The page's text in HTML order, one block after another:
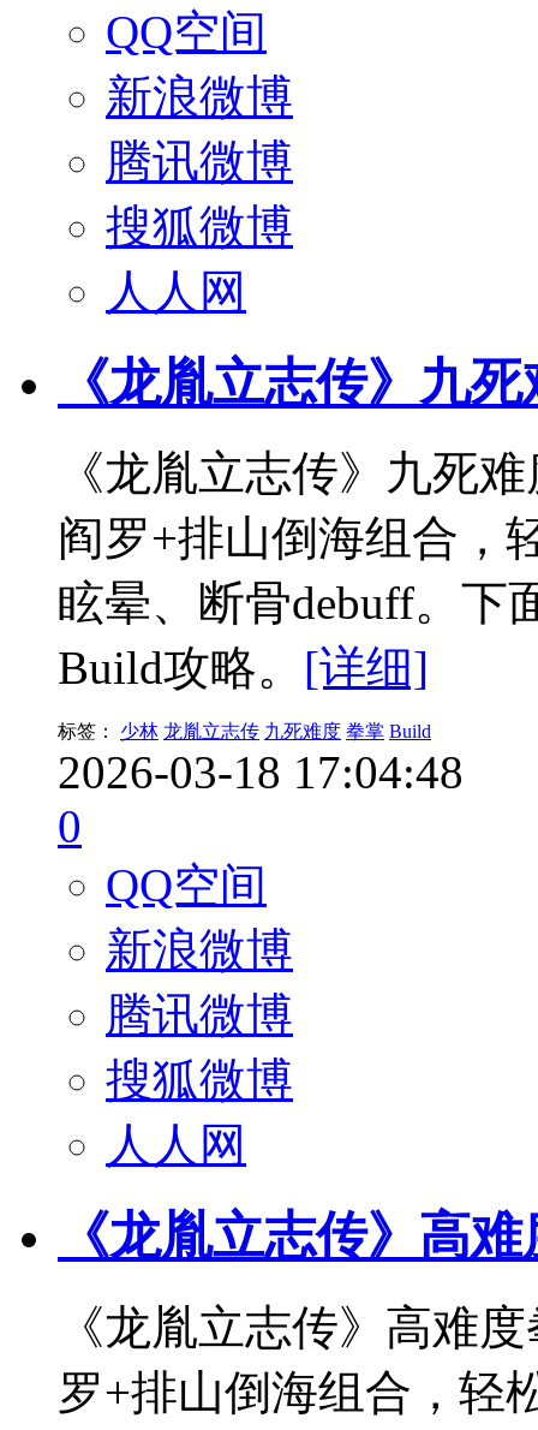
QQ空间
新浪微博
腾讯微博
搜狐微博
人人网
《龙胤立志传》九
《龙胤立志传》九死
阎罗+排山倒海组合，
眩晕、断骨debuff。下
Build攻略。 [详细]
标签： 少林 龙胤立志传 九死难度 拳掌 Build
2026-03-18 17:04:48
0
QQ空间
新浪微博
腾讯微博
搜狐微博
人人网
《龙胤立志传》高
《龙胤立志传》高难
罗+排山倒海组合，轻